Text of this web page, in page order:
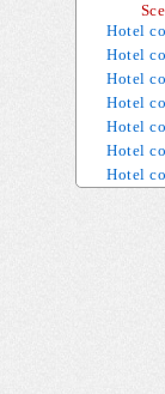
Hotel
Hotel
Hotel
Hotel
Hotel
Hotel
Hotel